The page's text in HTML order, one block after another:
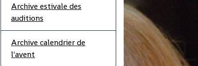
Archive estivale des
auditions
Archive calendrier de
l'avent